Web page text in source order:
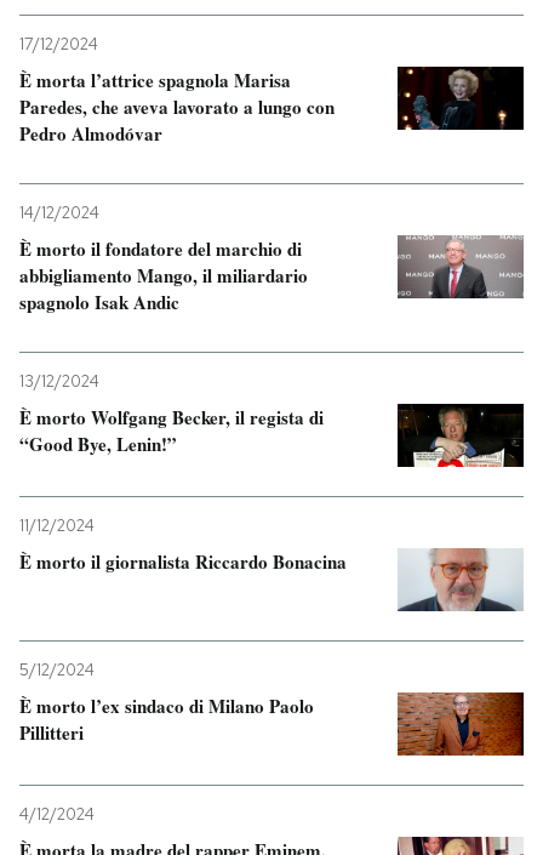
17/12/2024
È morta l’attrice spagnola Marisa
Paredes, che aveva lavorato a lungo con
Pedro Almodóvar
14/12/2024
È morto il fondatore del marchio di
abbigliamento Mango, il miliardario
spagnolo Isak Andic
13/12/2024
È morto Wolfgang Becker, il regista di
“Good Bye, Lenin!”
11/12/2024
È morto il giornalista Riccardo Bonacina
5/12/2024
È morto l’ex sindaco di Milano Paolo
Pillitteri
4/12/2024